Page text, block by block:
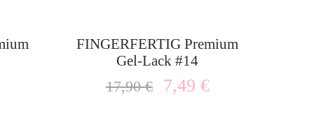
FINGERFERTIG Premium
Gel-Lack #14
17,90€ 7,49 €